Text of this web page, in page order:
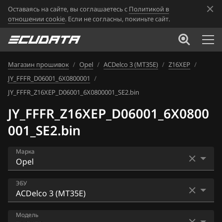
Оставаясь на сайте, вы соглашаетесь с Политикой в
отношении cookie. Если не согласны, покиньте сайт.
Магазин прошивок / Opel / ACDelco 3 (MT35E) / Z16XEP /
JY_FFFR_D06001_6X0800001 /
JY_FFFR_Z16XEP_D06001_6X0800001_SE2.bin
JY_FFFR_Z16XEP_D06001_6X0800
001_SE2.bin
Марка
Acura
Alfa Romeo
ЭБУ
ACDelco 2 (MULTEC-S)
Модель